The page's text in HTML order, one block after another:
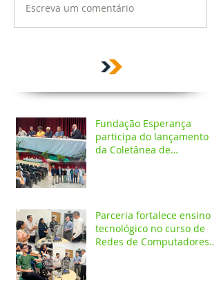
Escreva um comentário
Fundação Esperança
participa do lançamento
da Coletânea de
ambiente
Parceria fortalece ensino
tecnológico no curso de
Redes de Computadores